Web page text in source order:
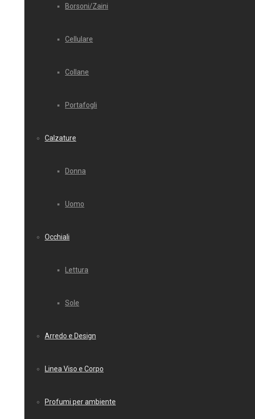
Borsoni/Zaini
Cellulare
Collane
Portafogli
Calzature
Donna
Uomo
Occhiali
Lettura
Sole
Arredo e Design
Linea Viso e Corpo
Profumi per ambiente